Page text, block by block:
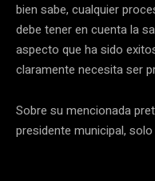
bien sabe, cualquier
debe tener en cuenta la
aspecto que ha sido
claramente necesita ser
Sobre su mencionada
presidente municipal,